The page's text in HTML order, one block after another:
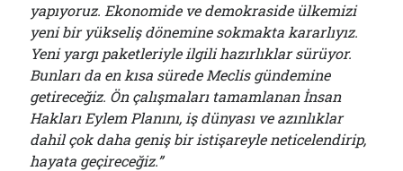
yapıyoruz. Ekonomide ve demokraside ülkemizi
yeni bir yükseliş dönemine sokmakta kararlıyız.
Yeni yargı paketleriyle ilgili hazırlıklar sürüyor.
Bunları da en kısa sürede Meclis gündemine
getireceğiz. Ön çalışmaları tamamlanan İnsan
Hakları Eylem Planını, iş dünyası ve azınlıklar
dahil çok daha geniş bir istişareyle neticelendirip,
hayata geçireceğiz.”